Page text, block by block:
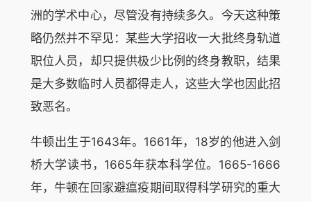
洲的学术中心，尽管没有持续多久。今天这种策
略仍然并不罕见：某些大学招收一大批终身轨道
职位人员，却只提供极少比例的终身教职，结果
是大多数临时人员都得走人，这些大学也因此招
致恶名。
牛顿出生于1643年。1661年，18岁的他进入剑
桥大学读书，1665年获本科学位。1665-1666
年，牛顿在回家避瘟疫期间取得科学研究的重大